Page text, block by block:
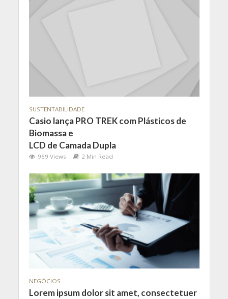
SUSTENTABILIDADE
Casio lança PRO TREK com Plásticos de
Biomassa e
LCD de Camada Dupla
969 Views 2 Min Read
NEGÓCIOS
Lorem ipsum dolor sit amet, consectetuer